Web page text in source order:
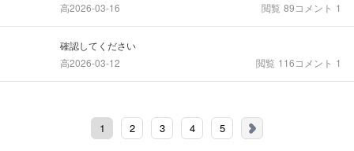
高2026-03-16 閲覧 89コメント 1
確認してください
高2026-03-12 閲覧 116コメント 1
1 2 3 4 5